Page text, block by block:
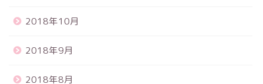
2018年10月
2018年9月
2018年8月